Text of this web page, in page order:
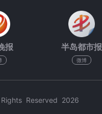
报 半岛都市报
微博
Reserved 2026